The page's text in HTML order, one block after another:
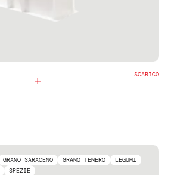
SCARICO
GRANO SARACENO GRANO TENERO
LEGUMI
SPEZIE